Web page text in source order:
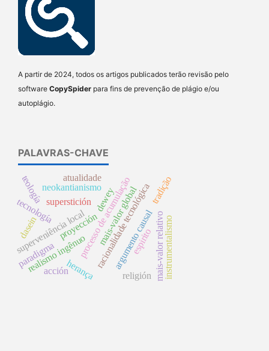
A partir de 2024, todos os artigos publicados terão revisão pelo
software CopySpider para fins de prevenção de plágio e/ou
autoplágio.
PALAVRAS-CHAVE
argumento causal
superstición
proyecciónprocesso de acumulação
mais-valor global mais-valor relativo
superveniência local
religión
realismo ingênuoracionalidade tecnológica
tecnología
instrumentalismo
dewey
teología
espirito
neokantianismo
dasein
herança
tradição
acción
atualidade
paradigma